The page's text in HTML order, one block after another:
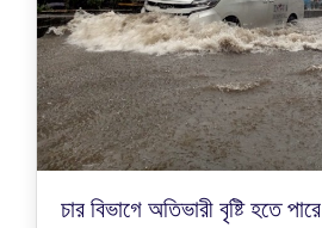
চার বিভাগে অতিভারী বৃষ্টি হতে পারে